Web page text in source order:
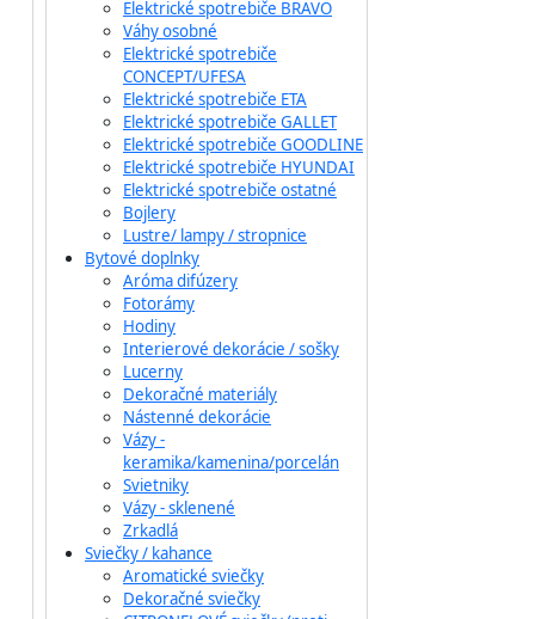
Elektrické spotrebiče BRAVO
Váhy osobné
Elektrické spotrebiče
CONCEPT/UFESA
Elektrické spotrebiče ETA
Elektrické spotrebiče GALLET
Elektrické spotrebiče GOODLINE
Elektrické spotrebiče HYUNDAI
Elektrické spotrebiče ostatné
Bojlery
Lustre/ lampy / stropnice
Bytové doplnky
Aróma difúzery
Fotorámy
Hodiny
Interierové dekorácie / sošky
Lucerny
Dekoračné materiály
Nástenné dekorácie
Vázy -
keramika/kamenina/porcelán
Svietniky
Vázy - sklenené
Zrkadlá
Sviečky / kahance
Aromatické sviečky
Dekoračné sviečky